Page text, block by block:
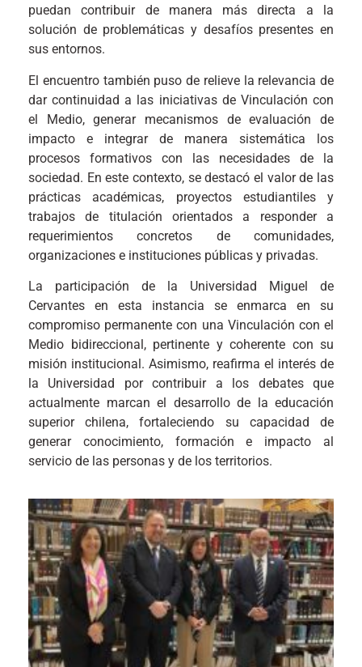
puedan contribuir de manera más directa a la
solución de problemáticas y desafíos presentes en
sus entornos.
El encuentro también puso de relieve la relevancia de
dar continuidad a las iniciativas de Vinculación con
el Medio, generar mecanismos de evaluación de
impacto e integrar de manera sistemática los
procesos formativos con las necesidades de la
sociedad. En este contexto, se destacó el valor de las
prácticas académicas, proyectos estudiantiles y
trabajos de titulación orientados a responder a
requerimientos concretos de comunidades,
organizaciones e instituciones públicas y privadas.
La participación de la Universidad Miguel de
Cervantes en esta instancia se enmarca en su
compromiso permanente con una Vinculación con el
Medio bidireccional, pertinente y coherente con su
misión institucional. Asimismo, reafirma el interés de
la Universidad por contribuir a los debates que
actualmente marcan el desarrollo de la educación
superior chilena, fortaleciendo su capacidad de
generar conocimiento, formación e impacto al
servicio de las personas y de los territorios.